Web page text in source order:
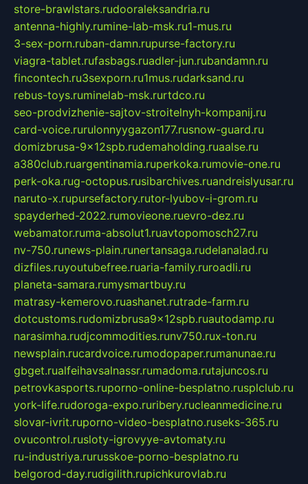
store-brawlstars.rudooraleksandria.ru
antenna-highly.rumine-lab-msk.ru1-mus.ru
3-sex-porn.ruban-damn.rupurse-factory.ru
viagra-tablet.rufasbags.ruadler-jun.rubandamn.ru
fincontech.ru3sexporn.ru1mus.rudarksand.ru
rebus-toys.ruminelab-msk.rurtdco.ru
seo-prodvizhenie-sajtov-stroitelnyh-kompanij.ru
card-voice.rurulonnyygazon177.rusnow-guard.ru
domizbrusa-9x12spb.rudemaholding.ruaalse.ru
a380club.ruargentinamia.ruperkoka.rumovie-one.ru
perk-oka.rug-octopus.rusibarchives.ruandreislyusar.ru
naruto-x.rupursefactory.rutor-lyubov-i-grom.ru
spayderhed-2022.rumovieone.ruevro-dez.ru
webamator.ruma-absolut1.ruavtopomosch27.ru
nv-750.runews-plain.runertansaga.rudelanalad.ru
dizfiles.ruyoutubefree.ruaria-family.ruroadli.ru
planeta-samara.rumysmartbuy.ru
matrasy-kemerovo.ruashanet.rutrade-farm.ru
dotcustoms.rudomizbrusa9x12spb.ruautodamp.ru
narasimha.rudjcommodities.runv750.rux-ton.ru
newsplain.rucardvoice.rumodopaper.rumanunae.ru
gbget.rualfeihavsalnassr.rumadoma.rutajuncos.ru
petrovkasports.ruporno-online-besplatno.rusplclub.ru
york-life.rudoroga-expo.ruribery.rucleanmedicine.ru
slovar-ivrit.ruporno-video-besplatno.ruseks-365.ru
ovucontrol.rusloty-igrovyye-avtomaty.ru
ru-industriya.rurusskoe-porno-besplatno.ru
belgorod-day.rudigilith.rupichkurovlab.ru